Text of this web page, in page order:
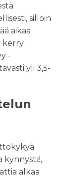
silloin
aikaa
-
yli 3,5-
kynnystä,
alkaa